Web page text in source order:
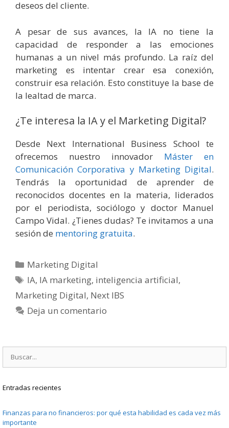
deseos del cliente.
A pesar de sus avances, la IA no tiene la
capacidad de responder a las emociones
humanas a un nivel más profundo. La raíz del
marketing es intentar crear esa conexión,
construir esa relación. Esto constituye la base de
la lealtad de marca.
¿Te interesa la IA y el Marketing Digital?
Desde Next International Business School te
ofrecemos nuestro innovador Máster en
Comunicación Corporativa y Marketing Digital.
Tendrás la oportunidad de aprender de
reconocidos docentes en la materia, liderados
por el periodista, sociólogo y doctor Manuel
Campo Vidal. ¿Tienes dudas? Te invitamos a una
sesión de mentoring gratuita.
Categorías
Marketing Digital
Etiquetas
IA, IA marketing, inteligencia artificial,
Marketing Digital, Next IBS
Deja un comentario
Entradas recientes
Finanzas para no financieros: por qué esta habilidad es cada vez más
importante